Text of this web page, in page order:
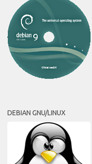
DEBIAN GNU/LINUX